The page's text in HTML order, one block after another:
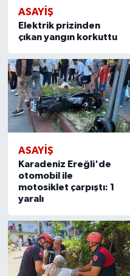
ASAYIŞ
Elektrik prizinden
çıkan yangın korkuttu
ASAYIŞ
Karadeniz Ereğli'de
otomobil ile
motosiklet çarpıştı: 1
yaralı